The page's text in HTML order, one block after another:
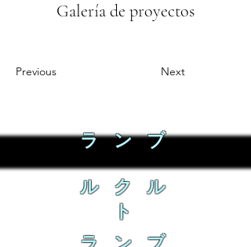
Galería de proyectos
Previous Next
ラ ン ブ
ル ク ル
ト